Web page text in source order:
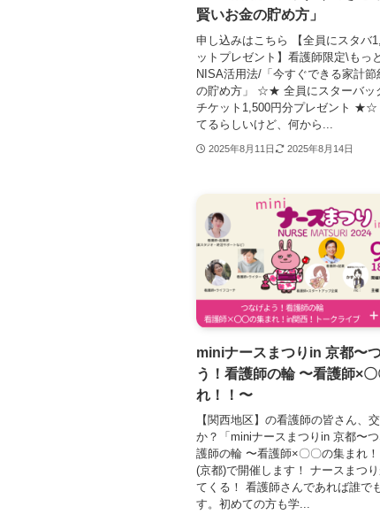
賢いお金の貯め方」
申し込みはこちら 【全員にスタバ
ットプレゼント】看護師限定\もっ
NISA活用法/「今すぐできる家計
の貯め方」 ☆★ 全員にスターバッ
チケット1,500円分プレゼント ★☆
てるらしいけど、何から...
2025年8月11日 2025年8月14日
miniナースまつりin 京都〜
う！看護師の輪 〜看護師×〇
れ！！〜
【関西地区】の看護師の皆さん、
か？「miniナースまつりin 京都〜
護師の輪 〜看護師×〇〇の集まれ
(京都)で開催します！ ナースまつ
てくる！ 看護師さんであれば誰で
す。初めての方も学...